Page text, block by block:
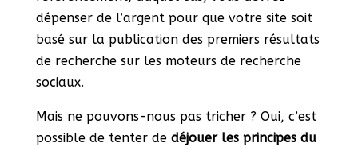
dépenser de l’argent pour que votre site soit
basé sur la publication des premiers résultats
de recherche sur les moteurs de recherche
sociaux.
Mais ne pouvons-nous pas tricher ? Oui, c’est
possible de tenter de déjouer les principes du